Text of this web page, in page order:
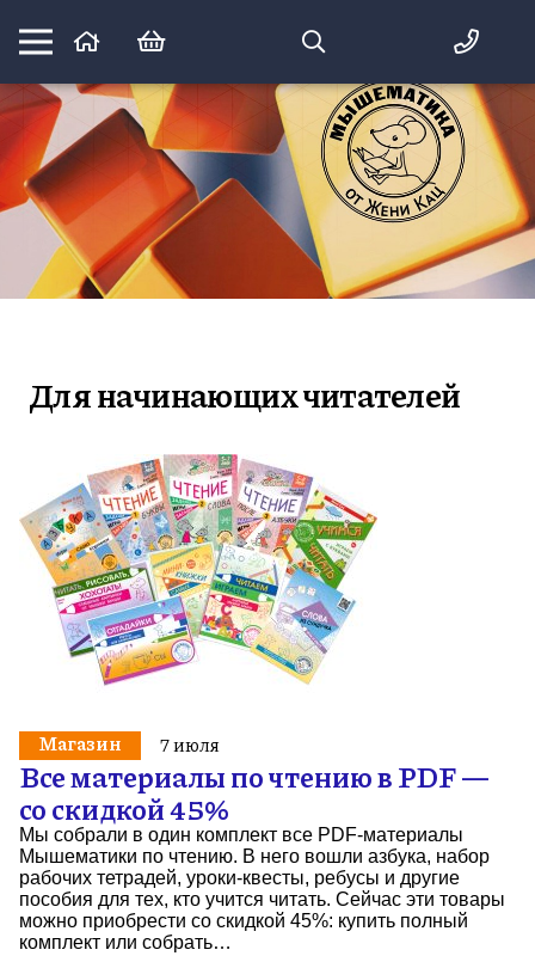
Математика вприпрыжку:
идеи и игры для детей и их родителей
Для начинающих читателей
Магазин 7 июля
Все материалы по чтению в PDF —
со скидкой 45%
Мы собрали в один комплект все PDF-материалы
Мышематики по чтению. В него вошли азбука, набор
рабочих тетрадей, уроки-квесты, ребусы и другие
пособия для тех, кто учится читать. Сейчас эти товары
можно приобрести со скидкой 45%: купить полный
комплект или собрать…